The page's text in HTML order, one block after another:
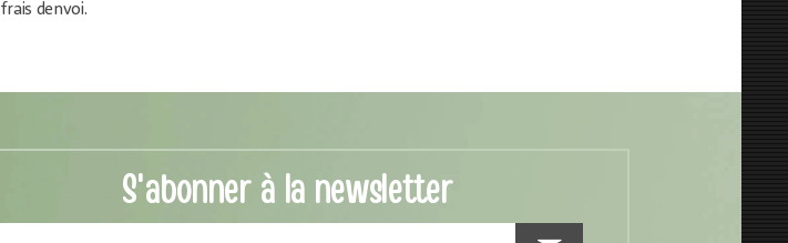
frais denvoi.
S'abonner à la newsletter